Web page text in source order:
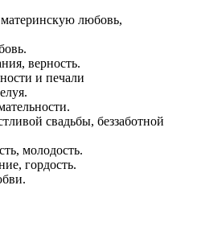
материнскую любовь,
верность.
и печали
свадьбы, беззаботной
молодость.
гордость.